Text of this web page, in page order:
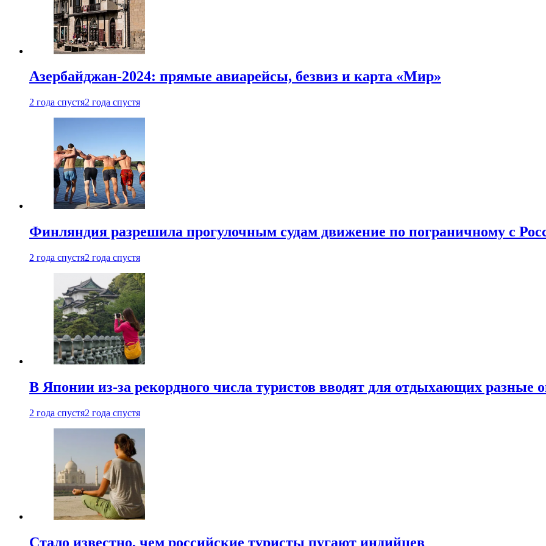
Азербайджан-2024: прямые авиарейсы, безвиз и карта «Мир»
2 года спустя2 года спустя
Финляндия разрешила прогулочным судам движение по пограничному с
2 года спустя2 года спустя
В Японии из-за рекордного числа туристов вводят для отдыхающих разные
2 года спустя2 года спустя
Стало известно, чем российские туристы пугают индийцев